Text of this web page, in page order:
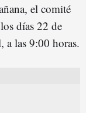
el comité
días 22 de
a las 9:00 horas.